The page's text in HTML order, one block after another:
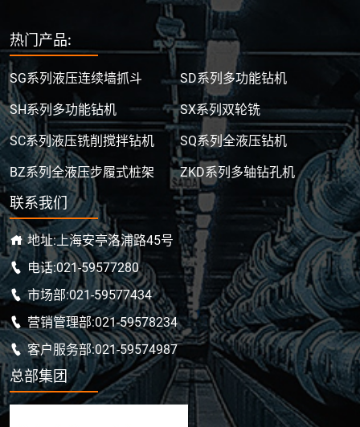
热门产品:
SG系列液压连续墙抓斗 SD系列多功能钻机
SH系列多功能钻机 SX系列双轮铣
SC系列液压铣削搅拌钻机 SQ系列全液压钻机
BZ系列全液压步履式桩架 ZKD系列多轴钻孔机
联系我们
地址:上海安亭洛浦路45号
电话:021-59577280
市场部:021-59577434
营销管理部:021-59578234
客户服务部:021-59574987
总部集团